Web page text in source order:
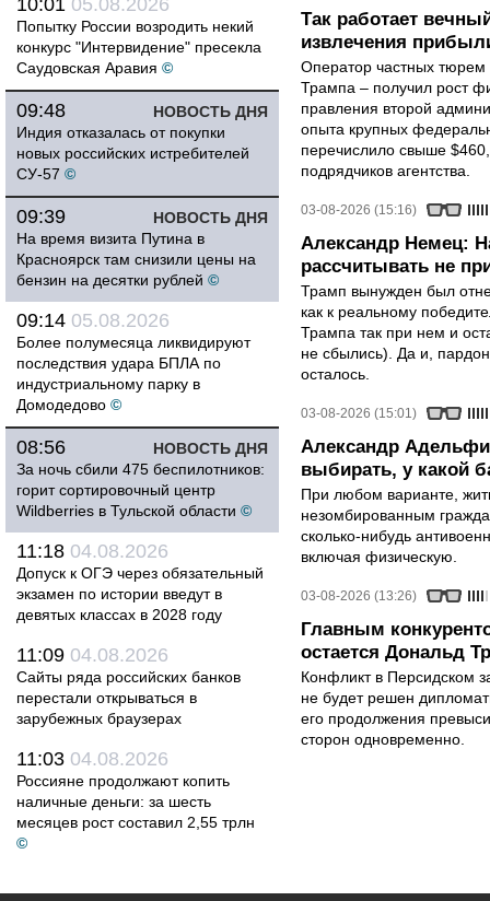
10:01 05.08.2026
Попытку России возродить некий
конкурс "Интервидение" пресекла
Саудовская Аравия ©
НОВОСТЬ ДНЯ
09:48
Индия отказалась от покупки
новых российских истребителей
СУ-57 ©
НОВОСТЬ ДНЯ
09:39
На время визита Путина в
Красноярск там снизили цены на
бензин на десятки рублей ©
09:14 05.08.2026
Более полумесяца ликвидируют
последствия удара БПЛА по
индустриальному парку в
Домодедово ©
НОВОСТЬ ДНЯ
08:56
За ночь сбили 475 беспилотников:
горит сортировочный центр
Wildberries в Тульской области ©
11:18 04.08.2026
Допуск к ОГЭ через обязательный
экзамен по истории введут в
девятых классах в 2028 году
11:09 04.08.2026
Сайты ряда российских банков
перестали открываться в
зарубежных браузерах
11:03 04.08.2026
Россияне продолжают копить
наличные деньги: за шесть
месяцев рост составил 2,55 трлн
©
Так работает
извлечения
Оператор частных тюрем
Трампа – получил рост
правления второй
опыта крупных
перечислило свыше
подрядчиков агентства.
03-08-2026 (15:16)
Александр Немец:
рассчитывать не
Трамп вынужден был
как к реальному
Трампа так при нем и
не сбылись). Да и,
осталось.
03-08-2026 (15:01)
Александр
выбирать, у какой
При любом варианте,
незомбированным
сколько-нибудь
включая физическую.
03-08-2026 (13:26)
Главным
остается Дональд
Конфликт в Персидском
не будет решен
его продолжения
сторон одновременно.